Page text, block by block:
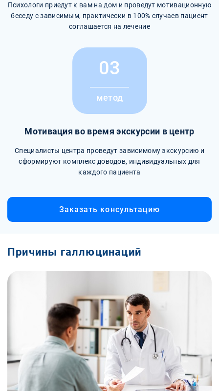
Психологи приедут к вам на дом и проведут мотивационную
беседу с зависимым, практически в 100% случаев пациент
соглашается на лечение
03
метод
Мотивация во время экскурсии в центр
Специалисты центра проведут зависимому экскурсию и
сформируют комплекс доводов, индивидуальных для
каждого пациента
Заказать консультацию
Причины галлюцинаций